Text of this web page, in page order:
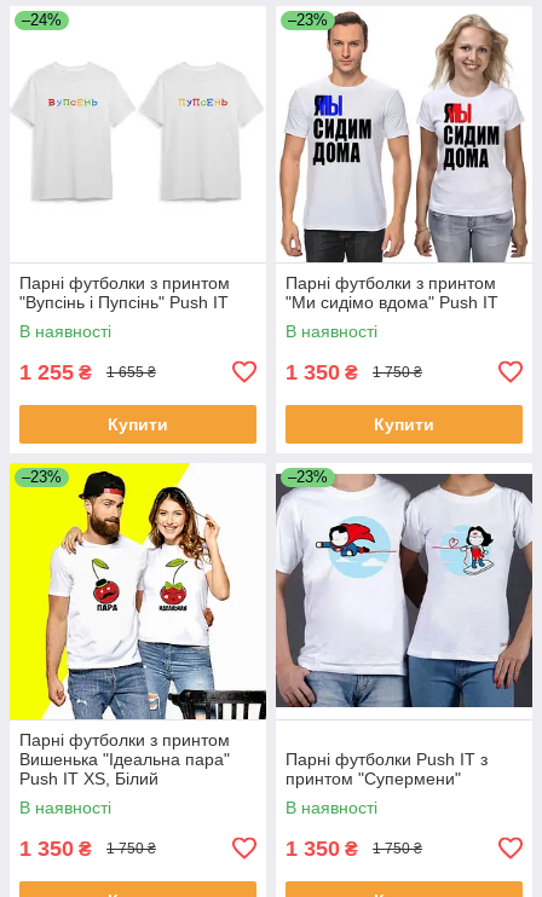
–24%
Парні футболки з принтом
"Вупсінь і Пупсінь" Push IT
В наявності
1 255 ₴ 1 655 ₴
Купити
–23%
Парні футболки з принтом
"Ми сидімо вдома" Push IT
В наявності
1 350 ₴ 1 750 ₴
Купити
–23%
Парні футболки з принтом
Вишенька "Ідеальна пара"
Push IT XS, Білий
В наявності
1 350 ₴ 1 750 ₴
–23%
Парні футболки Push IT з
принтом "Супермени"
В наявності
1 350 ₴ 1 750 ₴